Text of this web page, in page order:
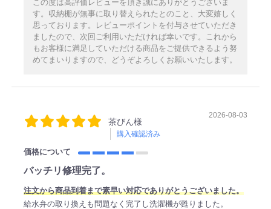
この度は高評価レビューを頂き誠にありがとうございま
す。収納棚が無事に取り替えられたとのこと、大変嬉しく
思っております。レビューポイントを付与させていただき
ましたので、次回ご利用いただければ幸いです。これから
もお客様に満足していただける商品をご提供できるよう努
めてまいりますので、どうぞよろしくお願いいたします。
茶びん様
購入確認済み
2026-08-03
価格について
バッチリ修理完了。
注文から商品到着まで素早い対応でありがとうございました。
給水弁の取り換えも問題なく完了し洗濯機が甦りました。